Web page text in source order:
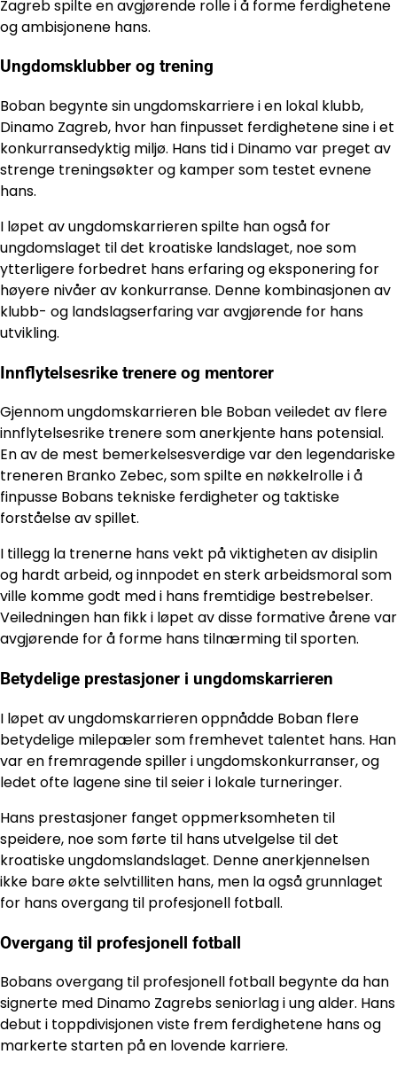
Zagreb spilte en avgjørende rolle i å forme ferdighetene
og ambisjonene hans.
Ungdomsklubber og trening
Boban begynte sin ungdomskarriere i en lokal klubb,
Dinamo Zagreb, hvor han finpusset ferdighetene sine i et
konkurransedyktig miljø. Hans tid i Dinamo var preget av
strenge treningsøkter og kamper som testet evnene
hans.
I løpet av ungdomskarrieren spilte han også for
ungdomslaget til det kroatiske landslaget, noe som
ytterligere forbedret hans erfaring og eksponering for
høyere nivåer av konkurranse. Denne kombinasjonen av
klubb- og landslagserfaring var avgjørende for hans
utvikling.
Innflytelsesrike trenere og mentorer
Gjennom ungdomskarrieren ble Boban veiledet av flere
innflytelsesrike trenere som anerkjente hans potensial.
En av de mest bemerkelsesverdige var den legendariske
treneren Branko Zebec, som spilte en nøkkelrolle i å
finpusse Bobans tekniske ferdigheter og taktiske
forståelse av spillet.
I tillegg la trenerne hans vekt på viktigheten av disiplin
og hardt arbeid, og innpodet en sterk arbeidsmoral som
ville komme godt med i hans fremtidige bestrebelser.
Veiledningen han fikk i løpet av disse formative årene var
avgjørende for å forme hans tilnærming til sporten.
Betydelige prestasjoner i ungdomskarrieren
I løpet av ungdomskarrieren oppnådde Boban flere
betydelige milepæler som fremhevet talentet hans. Han
var en fremragende spiller i ungdomskonkurranser, og
ledet ofte lagene sine til seier i lokale turneringer.
Hans prestasjoner fanget oppmerksomheten til
speidere, noe som førte til hans utvelgelse til det
kroatiske ungdomslandslaget. Denne anerkjennelsen
ikke bare økte selvtilliten hans, men la også grunnlaget
for hans overgang til profesjonell fotball.
Overgang til profesjonell fotball
Bobans overgang til profesjonell fotball begynte da han
signerte med Dinamo Zagrebs seniorlag i ung alder. Hans
debut i toppdivisjonen viste frem ferdighetene hans og
markerte starten på en lovende karriere.